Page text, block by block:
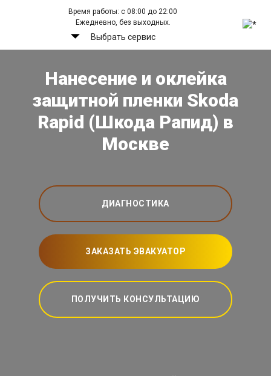
Время работы: с 08:00 до 22:00
Ежедневно, без выходных.
Выбрать сервис
Нанесение и оклейка
защитной пленки Skoda
Rapid (Шкода Рапид) в
Москве
ДИАГНОСТИКА
ЗАКАЗАТЬ ЭВАКУАТОР
ПОЛУЧИТЬ КОНСУЛЬТАЦИЮ